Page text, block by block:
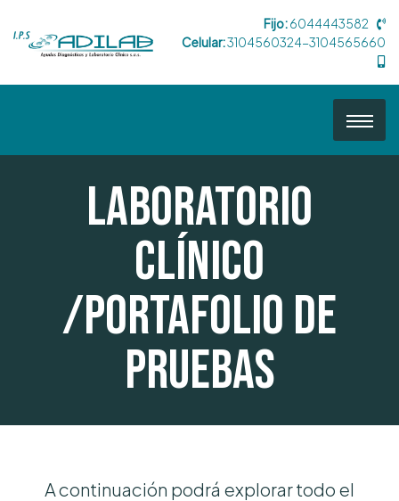
Fijo:6044443582
Celular:3104560324-3104565660
Laboratorio
Clínico
/Portafolio de
pruebas
A continuación podrá explorar todo el